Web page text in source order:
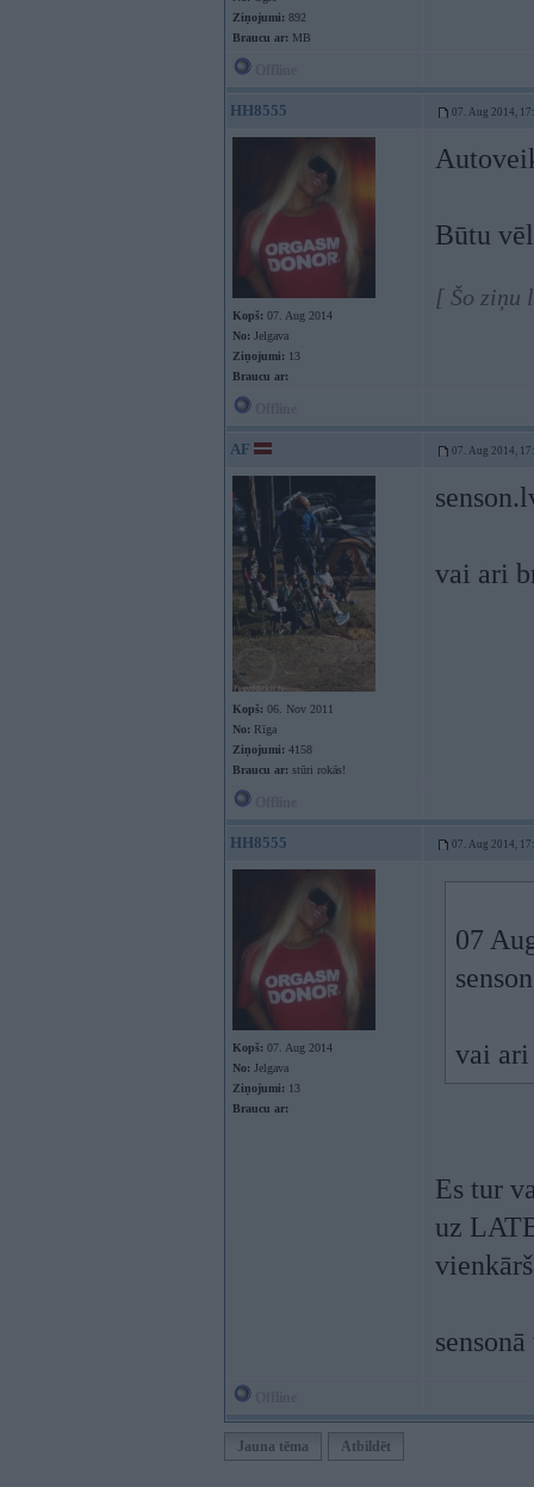
Ziņojumi: 892
Braucu ar: MB
HH8555 07. Aug 2014,
Kopš: 07. Aug 2014
No: Jelgava
Ziņojumi: 13
Braucu ar:
Būtu
[ Šo ziņu
AF 07. Aug 2014,
Kopš: 06. Nov 2011
No: Rīga
Ziņojumi: 4158
Braucu ar: stūri rokās!
vai ari
HH8555 07. Aug 2014,
Kopš: 07. Aug 2014
No: Jelgava
Ziņojumi: 13
Braucu ar:
07
vai ari
Es tur
uz
Jauna tēma Atbildēt